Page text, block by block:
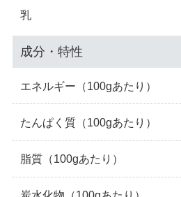
乳
成分・特性
エネルギー （100gあたり）
たんぱく質 （100gあたり）
脂質 （100gあたり）